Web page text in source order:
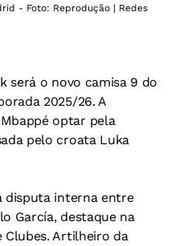
- Foto: Reprodução | Redes
será o novo camisa 9 do
2025/26. A
optar pela
pelo croata Luka
disputa interna entre
García, destaque na
Artilheiro da